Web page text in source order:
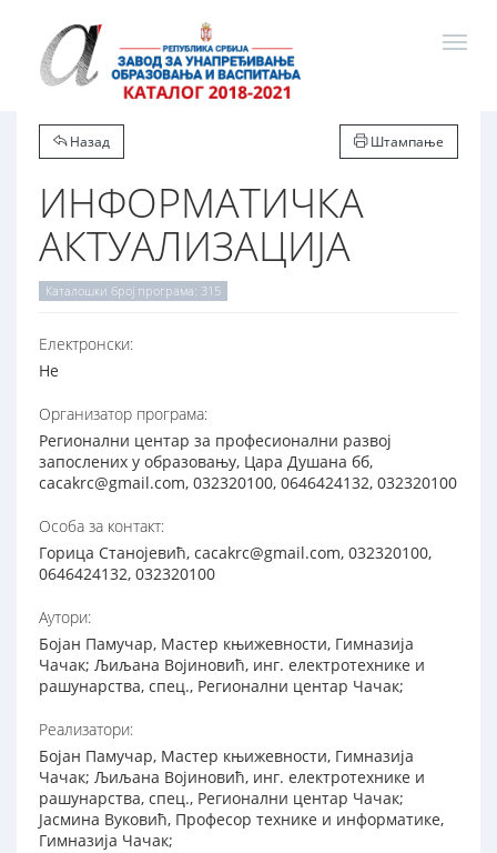
Назад Штампање
ИНФОРМАТИЧКА
АКТУАЛИЗАЦИЈА
Каталошки број програма: 315
Електронски:
Не
Организатор програма:
Регионални центар за професионални развој
запослених у образовању, Цара Душана бб,
cacakrc@gmail.com, 032320100, 0646424132, 032320100
Особа за контакт:
Горица Станојевић, cacakrc@gmail.com, 032320100,
0646424132, 032320100
Аутори:
Бојан Памучар, Мастер књижевности, Гимназија
Чачак; Љиљана Војиновић, инг. електротехнике и
рашунарства, спец., Регионални центар Чачак;
Реализатори:
Бојан Памучар, Мастер књижевности, Гимназија
Чачак; Љиљана Војиновић, инг. електротехнике и
рашунарства, спец., Регионални центар Чачак;
Јасмина Вуковић, Професор технике и информатике,
Гимназија Чачак;